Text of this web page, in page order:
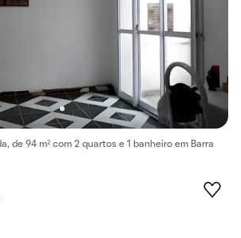
de 94 m² com 2 quartos e 1 banheiro em Barra